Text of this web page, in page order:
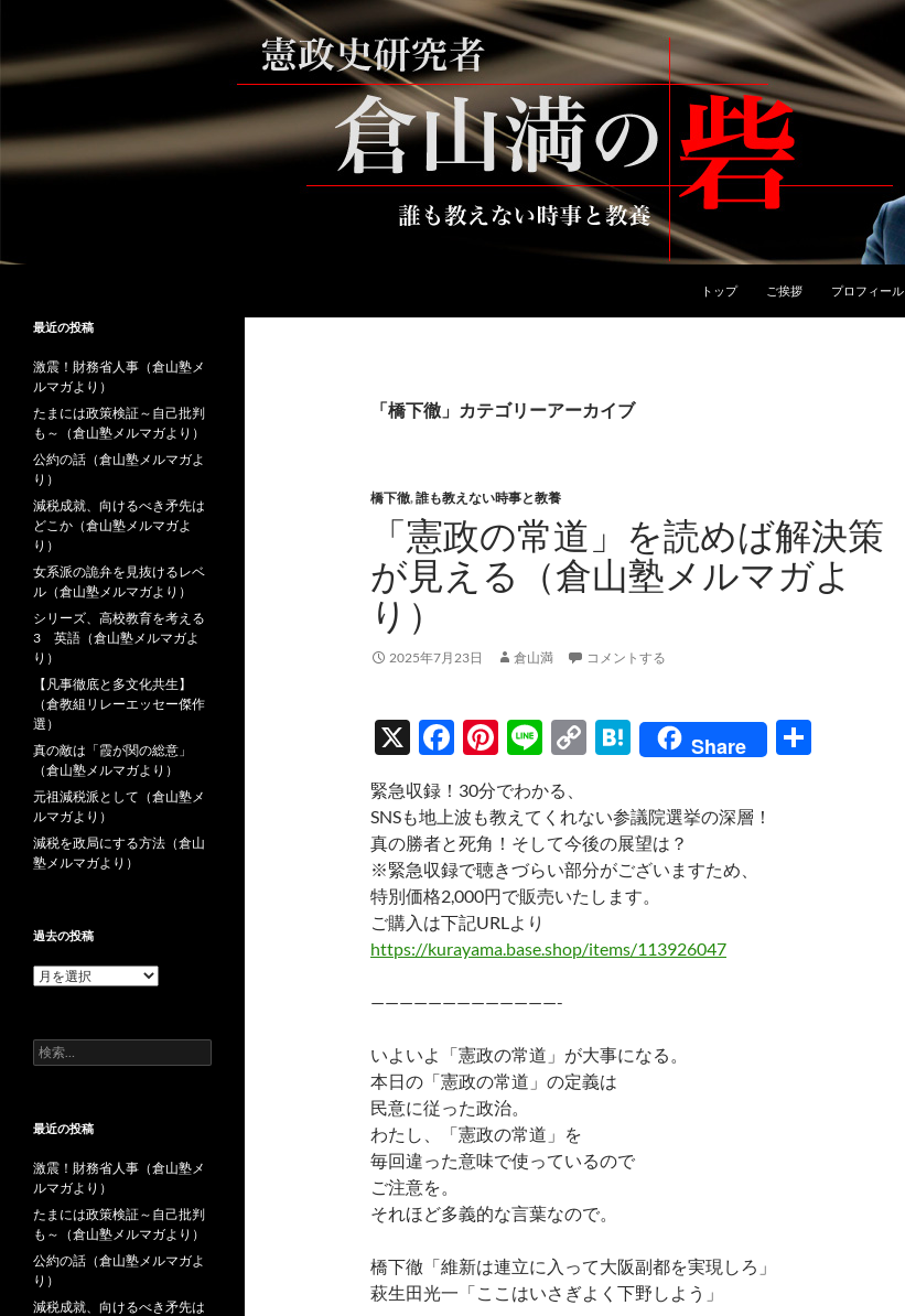
テ
ン
へ
ス
トップ ご挨拶 プロフィール
「橋下徹」カテゴリーアーカイブ
橋下徹,誰も教えない時事と教養
「憲政の常道」を読めば解決策
が見える（倉山塾メルマガよ
り）
2025年7月23日 倉山満 コメントする
X
F
ac
e
b
o
o
k
Pi
nt
er
es
t
Li
n
e
C
p
y
Li
n
k
H
at
e
n
a
Share
緊急収録！30分でわかる、
SNSも地上波も教えてくれない参議院選挙の深層！
真の勝者と死角！そして今後の展望は？
※緊急収録で聴きづらい部分がございますため、
特別価格2,000円で販売いたします。
ご購入は下記URLより
https://kurayama.base.shop/items/113926047
—————————————-
いよいよ「憲政の常道」が大事になる。
本日の「憲政の常道」の定義は
民意に従った政治。
わたし、「憲政の常道」を
毎回違った意味で使っているので
ご注意を。
それほど多義的な言葉なので。
橋下徹「維新は連立に入って大阪副都を実現しろ」
萩生田光一「ここはいさぎよく下野しよう」
倉山満の砦～誰も教えない時事と教
最近の投稿
激震！財務省人事（倉山塾メ
ルマガより）
たまには政策検証～自己批判
も～（倉山塾メルマガより）
公約の話（倉山塾メルマガよ
り）
減税成就、向けるべき矛先は
どこか（倉山塾メルマガよ
り）
女系派の詭弁を見抜けるレベ
ル（倉山塾メルマガより）
シリーズ、高校教育を考える
3 英語（倉山塾メルマガよ
り）
【凡事徹底と多文化共生】
（倉教組リレーエッセー傑作
選）
真の敵は「霞が関の総意」
（倉山塾メルマガより）
元祖減税派として（倉山塾メ
ルマガより）
減税を政局にする方法（倉山
塾メルマガより）
過去の投稿
過
稿
検
索:
最近の投稿
激震！財務省人事（倉山塾メ
ルマガより）
たまには政策検証～自己批判
も～（倉山塾メルマガより）
公約の話（倉山塾メルマガよ
り）
減税成就、向けるべき矛先は